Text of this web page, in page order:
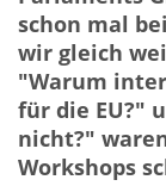
schon mal
wir gleich
"Warum
für die EU?"
nicht?"
Workshops